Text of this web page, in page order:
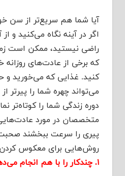
آیا شما هم سریع‌تر از سن
اگر در آینه نگاه می‌کنید و
راضی نیستید، ممکن است
که برخی از عادت‌های روزانه
کنید. غذایی که می‌خورید و
می‌تواند چهره شما را پیرتر
دوره زندگی شما را کوتاه‌تر
متخصصان در مورد عادت‌هایی
پیری را سرعت ببخشند
روش‌هایی برای معکوس
۱. چندکار را با هم انجام می‌دهید: